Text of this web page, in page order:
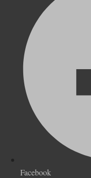
Facebook